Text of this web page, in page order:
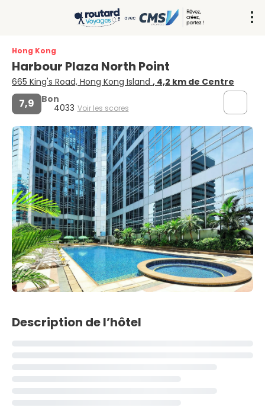
Hong Kong
Harbour Plaza North Point
665 King's Road, Hong Kong Island , 4,2 km de Centre
7,9 Bon
4033 Voir les scores
Description de l’hôtel